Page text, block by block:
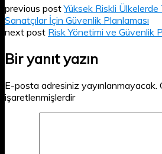
previous postYüksek Riskli Ülkelerde
Sanatçılar İçin Güvenlik Planlaması
next post Risk Yönetimi ve Güvenlik
Bir yanıt yazın
E-posta adresiniz yayınlanmayacak.
işaretlenmişlerdir